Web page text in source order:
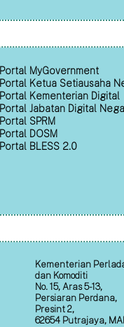
Portal MyGovernment
Portal Ketua Setiausaha
Portal Kementerian Digital
Portal Jabatan Digital
Portal SPRM
Portal DOSM
Portal BLESS 2.0
Kementerian
dan Komoditi
No. 15, Aras 5-13,
Persiaran Perdana,
Presint 2,
62654 Putrajaya,